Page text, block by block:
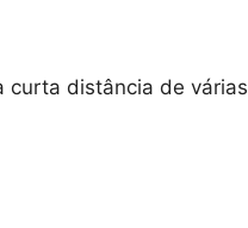
curta distância de várias